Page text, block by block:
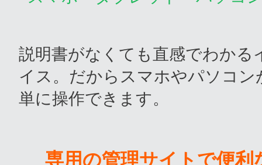
説明書がなくても直感でわかる
イス。だからスマホやパソコン
単に操作できます。
専用の管理サイトで便利